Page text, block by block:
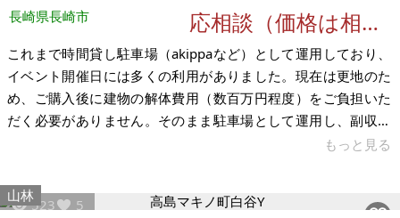
長崎県長崎市 応相談（価格は相談交渉）
これまで時間貸し駐車場（akippaなど）として運用しており、
イベント開催日には多くの利用がありました。現在は更地のた
め、ご購入後に建物の解体費用（数百万円程度）をご負担いた
だく必要がありません。そのまま駐車場として運用し、副収入
を得ることも可能です。また、新築用の住宅用地や資材置き場
も設置されており、境界が明確になっています。 一方で、出入
り口は少し狭くなっています。そのため、大きめのミニバンや
もっと見る
523 5
山林